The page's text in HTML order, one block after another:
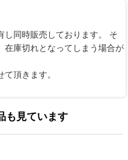
し同時販売しております。 そ
在庫切れとなってしまう場合が
頂きます。
も見ています